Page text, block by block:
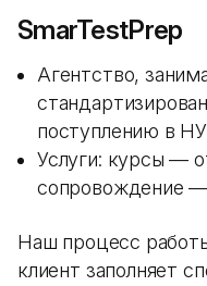
SmarTestPrep
Агентство,
поступлению в
Услуги: курсы —
сопровождение
Наш процесс
клиент заполняет